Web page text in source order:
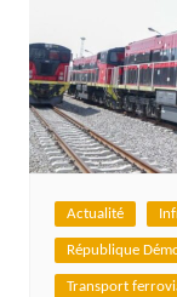
Actualité
République
Transport